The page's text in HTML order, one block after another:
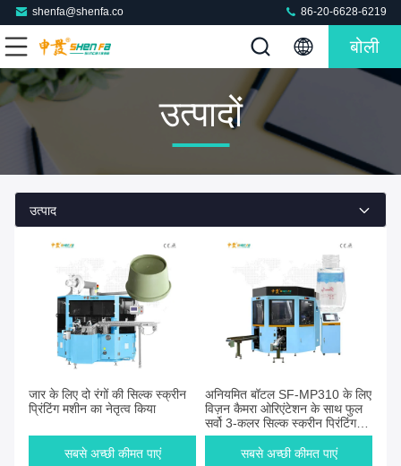
shenfa@shenfa.co 86-20-6628-6219
बोली
उत्पादों
उत्पाद
जार के लिए दो रंगों की सिल्क स्क्रीन
प्रिंटिंग मशीन का नेतृत्व किया
सबसे अच्छी कीमत पाएं
अनियमित बॉटल SF-MP310 के लिए
विज़न कैमरा ओरिएंटेशन के साथ फुल
सर्वो 3-कलर सिल्क स्क्रीन प्रिंटिंग
मशीन
सबसे अच्छी कीमत पाएं